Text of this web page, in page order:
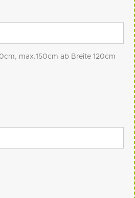
max.150cm ab Breite 120cm